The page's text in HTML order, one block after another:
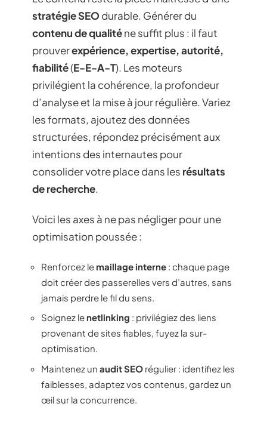
stratégie SEO durable. Générer du
contenu de qualiténe suffit plus : il faut
prouverexpérience, expertise, autorité,
fiabilité(E-E-A-T). Les moteurs
privilégient la cohérence, la profondeur
d’analyse et la mise à jour régulière. Variez
les formats, ajoutez des données
structurées, répondez précisément aux
intentions des internautes pour
consolider votre place dans les résultats
de recherche.
Voici les axes à ne pas négliger pour une
optimisation poussée :
Renforcez le maillage interne : chaque page
doit créer des passerelles vers d’autres, sans
jamais perdre le fil du sens.
Soignez le netlinking : privilégiez des liens
provenant de sites fiables, fuyez la sur-
optimisation.
Maintenez un audit SEO régulier : identifiez les
faiblesses, adaptez vos contenus, gardez un
œil sur la concurrence.